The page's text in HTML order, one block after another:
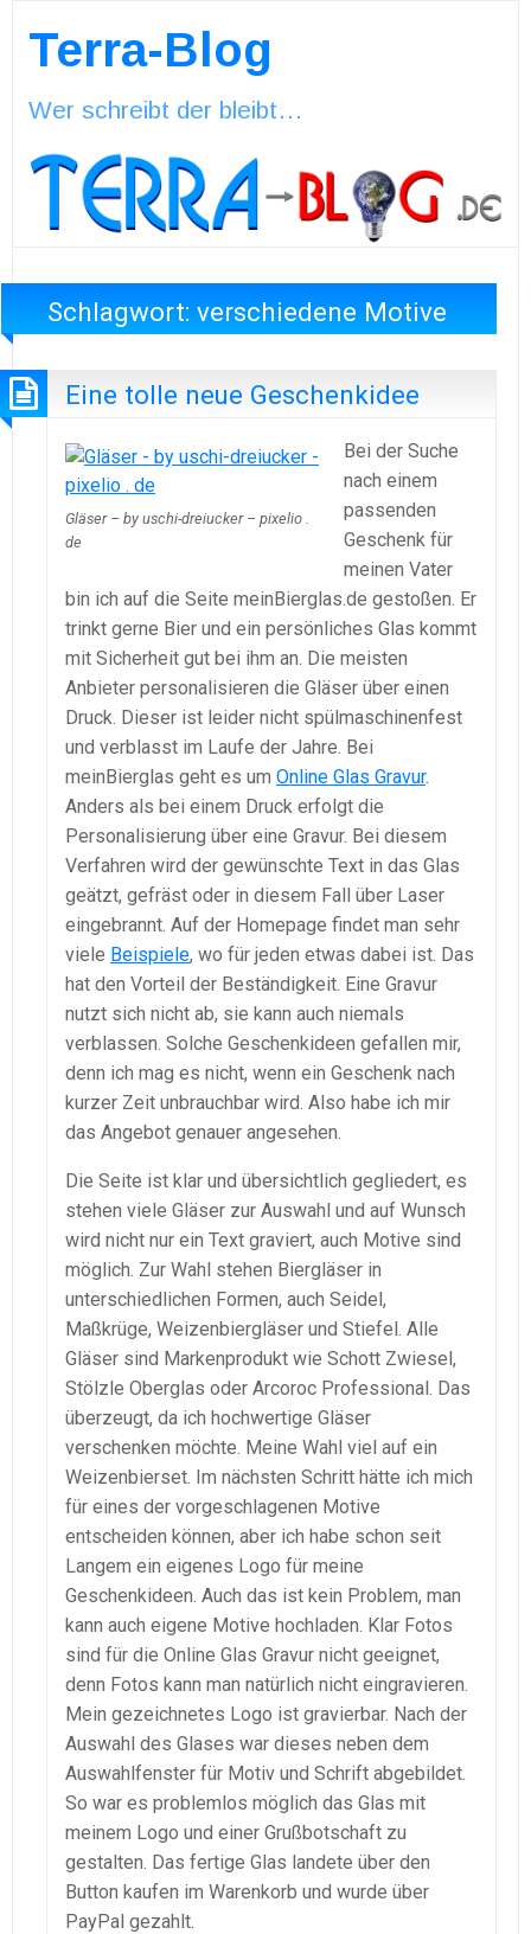
Terra-Blog
Wer schreibt der bleibt…
Schlagwort:verschiedene Motive
Eine tolle neue Geschenkidee
Gläser – by uschi-dreiucker – pixelio .
de
Bei der Suche
nach einem
passenden
Geschenk für
meinen Vater
bin ich auf die Seite meinBierglas.de gestoßen. Er
trinkt gerne Bier und ein persönliches Glas kommt
mit Sicherheit gut bei ihm an. Die meisten
Anbieter personalisieren die Gläser über einen
Druck. Dieser ist leider nicht spülmaschinenfest
und verblasst im Laufe der Jahre. Bei
meinBierglas geht es um Online Glas Gravur.
Anders als bei einem Druck erfolgt die
Personalisierung über eine Gravur. Bei diesem
Verfahren wird der gewünschte Text in das Glas
geätzt, gefräst oder in diesem Fall über Laser
eingebrannt. Auf der Homepage findet man sehr
viele Beispiele, wo für jeden etwas dabei ist. Das
hat den Vorteil der Beständigkeit. Eine Gravur
nutzt sich nicht ab, sie kann auch niemals
verblassen. Solche Geschenkideen gefallen mir,
denn ich mag es nicht, wenn ein Geschenk nach
kurzer Zeit unbrauchbar wird. Also habe ich mir
das Angebot genauer angesehen.
Die Seite ist klar und übersichtlich gegliedert, es
stehen viele Gläser zur Auswahl und auf Wunsch
wird nicht nur ein Text graviert, auch Motive sind
möglich. Zur Wahl stehen Biergläser in
unterschiedlichen Formen, auch Seidel,
Maßkrüge, Weizenbiergläser und Stiefel. Alle
Gläser sind Markenprodukt wie Schott Zwiesel,
Stölzle Oberglas oder Arcoroc Professional. Das
überzeugt, da ich hochwertige Gläser
verschenken möchte. Meine Wahl viel auf ein
Weizenbierset. Im nächsten Schritt hätte ich mich
für eines der vorgeschlagenen Motive
entscheiden können, aber ich habe schon seit
Langem ein eigenes Logo für meine
Geschenkideen. Auch das ist kein Problem, man
kann auch eigene Motive hochladen. Klar Fotos
sind für die Online Glas Gravur nicht geeignet,
denn Fotos kann man natürlich nicht eingravieren.
Mein gezeichnetes Logo ist gravierbar. Nach der
Auswahl des Glases war dieses neben dem
Auswahlfenster für Motiv und Schrift abgebildet.
So war es problemlos möglich das Glas mit
meinem Logo und einer Grußbotschaft zu
gestalten. Das fertige Glas landete über den
Button kaufen im Warenkorb und wurde über
PayPal gezahlt.